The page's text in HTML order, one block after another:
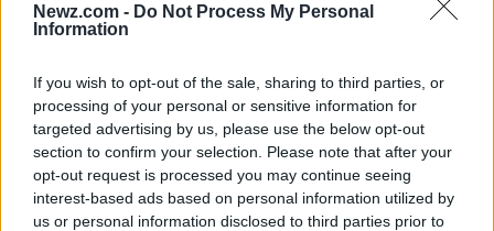
Newz.com - Do Not Process My Personal
Information
If you wish to opt-out of the sale, sharing to third parties, or
processing of your personal or sensitive information for
targeted advertising by us, please use the below opt-out
section to confirm your selection. Please note that after your
opt-out request is processed you may continue seeing
interest-based ads based on personal information utilized by
us or personal information disclosed to third parties prior to